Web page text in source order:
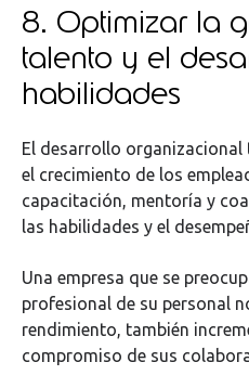
8. Optimizar la
talento y el
habilidades
El desarrollo
el crecimiento de los
capacitación, mentoría y
las habilidades y el
Una empresa que se
profesional de su personal
rendimiento, también
compromiso de sus